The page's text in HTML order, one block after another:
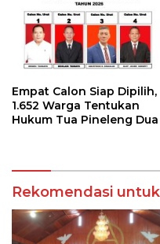
Empat Calon Siap Dipilih,
1.652 Warga Tentukan
Hukum Tua Pineleng Dua
Rekomendasi